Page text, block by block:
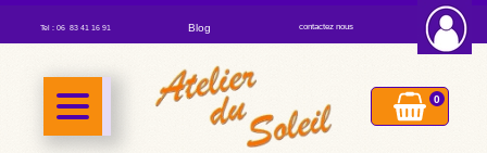
Tel : 06 83 41 16 91 Blog contactez nous
0